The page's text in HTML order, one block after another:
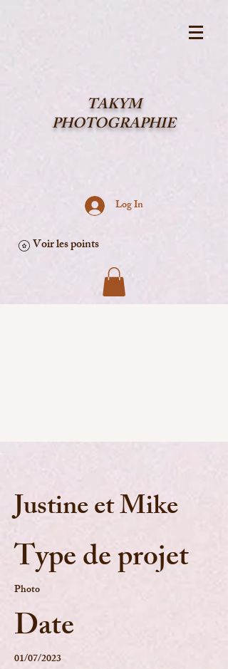
TAKYM
PHOTOGRAPHIE
Log In
Voir les points
Justine et Mike
Type de projet
Photo
Date
01/07/2023